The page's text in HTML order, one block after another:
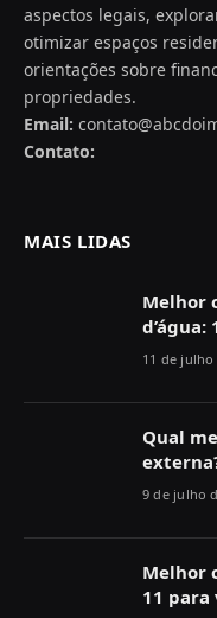
aspectos legais,
otimizar espaços
orientações sobre
propriedades.
Email:
Contato:
MAIS LIDAS
Melhor
d’água:
11 de julho
Qual
9 de julho
Melhor
11 para